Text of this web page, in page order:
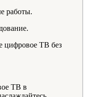
работы.
цифровое ТВ без
ТВ в